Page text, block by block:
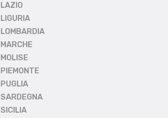
LAZIO
LIGURIA
LOMBARDIA
MARCHE
MOLISE
PIEMONTE
PUGLIA
SARDEGNA
SICILIA